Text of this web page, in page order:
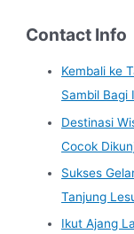
Contact Info
Kembali ke
Sambil Bagi
Destinasi
Cocok
Sukses
Tanjung
Ikut Ajang